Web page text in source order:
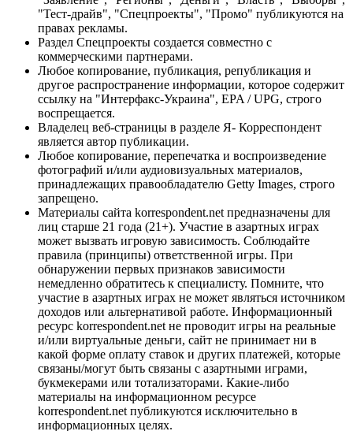
"Тест-драйв", "Спецпроекты", "Промо" публикуются на
правах рекламы.
Раздел Спецпроекты создается совместно с
коммерческими партнерами.
Любое копирование, публикация, републикация и
другое распространение информации, которое содержит
ссылку на "Интерфакс-Украина", EPA / UPG, строго
воспрещается.
Владелец веб-страницы в разделе Я- Корреспондент
является автор публикации.
Любое копирование, перепечатка и воспроизведение
фотографий и/или аудиовизуальных материалов,
принадлежащих правообладателю Getty Images, строго
запрещено.
Материалы сайта korrespondent.net предназначены для
лиц старше 21 года (21+). Участие в азартных играх
может вызвать игровую зависимость. Соблюдайте
правила (принципы) ответственной игры. При
обнаружении первых признаков зависимости
немедленно обратитесь к специалисту. Помните, что
участие в азартных играх не может являться источником
доходов или альтернативой работе. Информационный
ресурс korrespondent.net не проводит игры на реальные
и/или виртуальные деньги, сайт не принимает ни в
какой форме оплату ставок и других платежей, которые
связаны/могут быть связаны с азартными играми,
букмекерами или тотализаторами. Какие-либо
материалы на информационном ресурсе
korrespondent.net публикуются исключительно в
информационных целях.